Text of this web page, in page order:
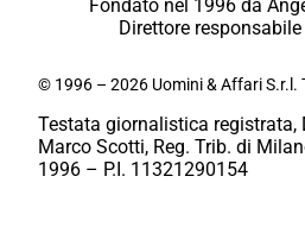
Fondato nel 1996 da
Direttore
© 1996 – 2026 Uomini & Affari
Testata giornalistica registrata,
Marco Scotti, Reg. Trib. di
1996 – P.I. 11321290154